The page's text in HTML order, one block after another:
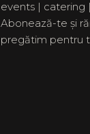
events | catering
Abonează-te și
pregătim pentru